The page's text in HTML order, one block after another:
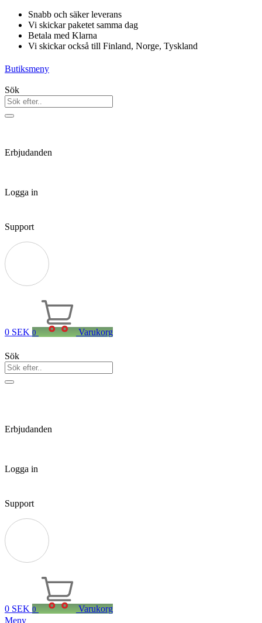
Hoppa
innehåll
Snabb och säker leverans
Vi skickar paketet samma dag
Betala med Klarna
Vi skickar också till Finland, Norge, Tyskland
Butiksmeny
Sök
Erbjudanden
Logga in
Support
0 SEK 0 Varukorg
Sök
Erbjudanden
Logga in
Support
0 SEK 0
Varukorg
Meny